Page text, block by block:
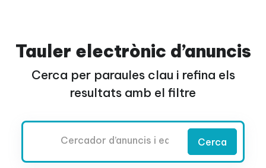
Tauler electrònic d’anuncis
Cerca per paraules clau i refina els
resultats amb el filtre
Cerca